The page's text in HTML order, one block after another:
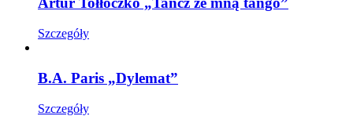
Szczegóły
B.A. Paris „Dylemat”
Szczegóły